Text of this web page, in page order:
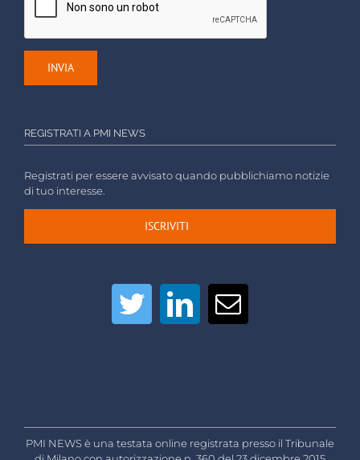
REGISTRATI A PMI NEWS
Registrati per essere avvisato quando pubblichiamo notizie
di tuo interesse.
ISCRIVITI
PMI NEWS è una testata online registrata presso il Tribunale